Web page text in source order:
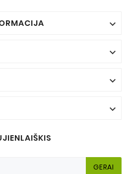




GERAI